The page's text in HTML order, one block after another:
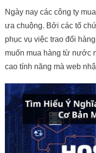
Ngày nay các công ty
ưa chuộng. Bởi các tổ
phục vụ việc trao đổi
muốn mua hàng từ nước
cao tính năng mà web